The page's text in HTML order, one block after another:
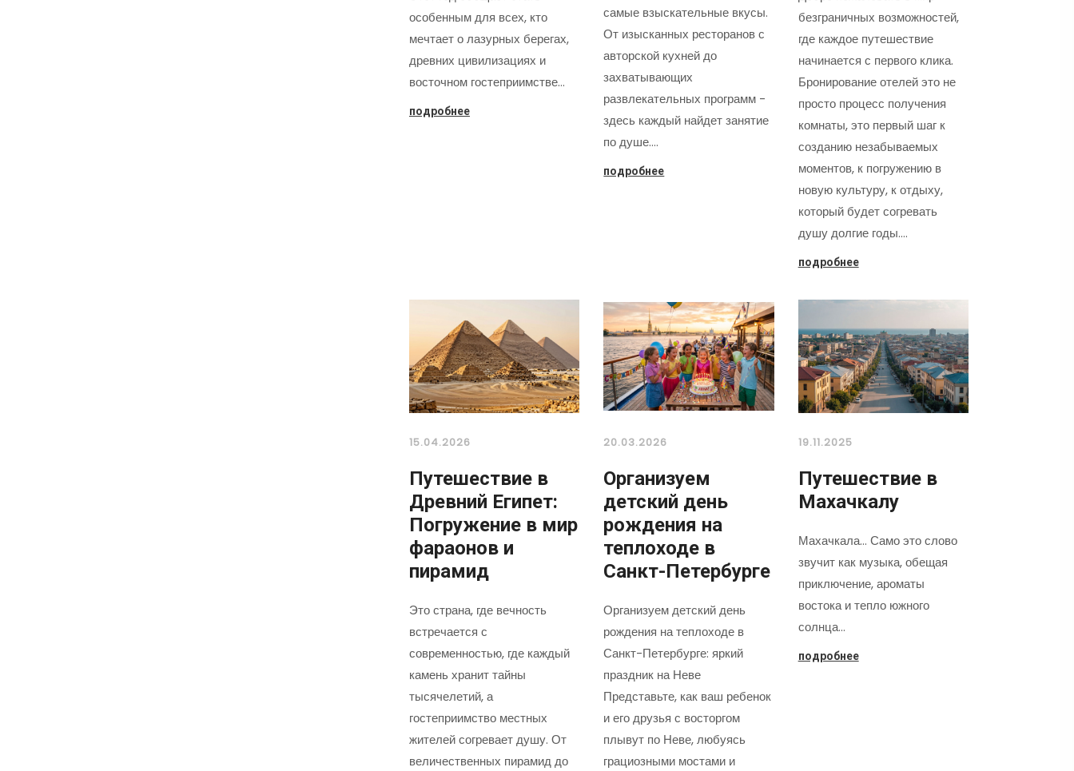
особенным для всех, кто
мечтает о лазурных берегах,
древних цивилизациях и
восточном гостеприимстве…
подробнее
самые взыскательные вкусы.
От изысканных ресторанов с
авторской кухней до
захватывающих
развлекательных программ -
здесь каждый найдет занятие
по душе.…
подробнее
безграничных возможностей,
где каждое путешествие
начинается с первого клика.
Бронирование отелей это не
просто процесс получения
комнаты, это первый шаг к
созданию незабываемых
моментов, к погружению в
новую культуру, к отдыху,
который будет согревать
душу долгие годы.…
подробнее
15.04.2026
Путешествие в
Древний Египет:
Погружение в мир
фараонов и
пирамид
Это страна, где вечность
встречается с
современностью, где каждый
камень хранит тайны
тысячелетий, а
гостеприимство местных
жителей согревает душу. От
величественных пирамид до
20.03.2026
Организуем
детский день
рождения на
теплоходе в
Санкт-Петербурге
Организуем детский день
рождения на теплоходе в
Санкт-Петербурге: яркий
праздник на Неве
Представьте, как ваш ребенок
и его друзья с восторгом
плывут по Неве, любуясь
грациозными мостами и
19.11.2025
Путешествие в
Махачкалу
Махачкала... Само это слово
звучит как музыка, обещая
приключение, ароматы
востока и тепло южного
солнца…
подробнее